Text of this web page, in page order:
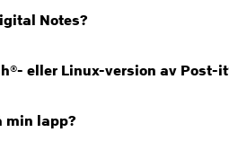
Notes?
eller Linux-version av Post-
min lapp?